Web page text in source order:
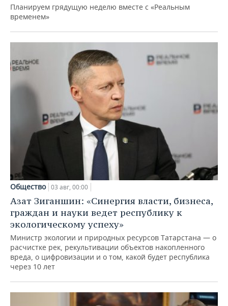
Планируем грядущую неделю вместе с «Реальным
временем»
Общество 03 авг, 00:00
Азат Зиганшин: «Синергия власти, бизнеса,
граждан и науки ведет республику к
экологическому успеху»
Министр экологии и природных ресурсов Татарстана — о
расчистке рек, рекультивации объектов накопленного
вреда, о цифровизации и о том, какой будет республика
через 10 лет